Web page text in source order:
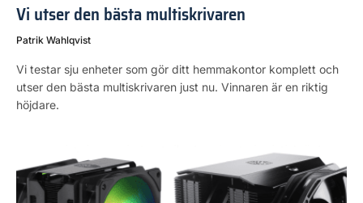
Vi utser den bästa multiskrivaren
Patrik Wahlqvist
Vi testar sju enheter som gör ditt hemmakontor komplett och
utser den bästa multiskrivaren just nu. Vinnaren är en riktig
höjdare.